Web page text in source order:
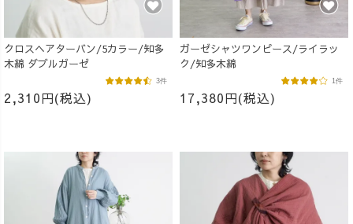
クロスヘアターバン/5カラー/知多
木綿 ダブルガーゼ
2,310円(税込)
3件
ガーゼシャツワンピース/ライラッ
ク/知多木綿
17,380円(税込)
1件